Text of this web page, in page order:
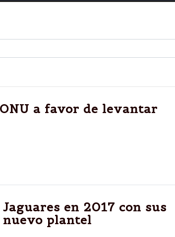
a favor de levantar
Jaguares en 2017 con sus
nuevo plantel